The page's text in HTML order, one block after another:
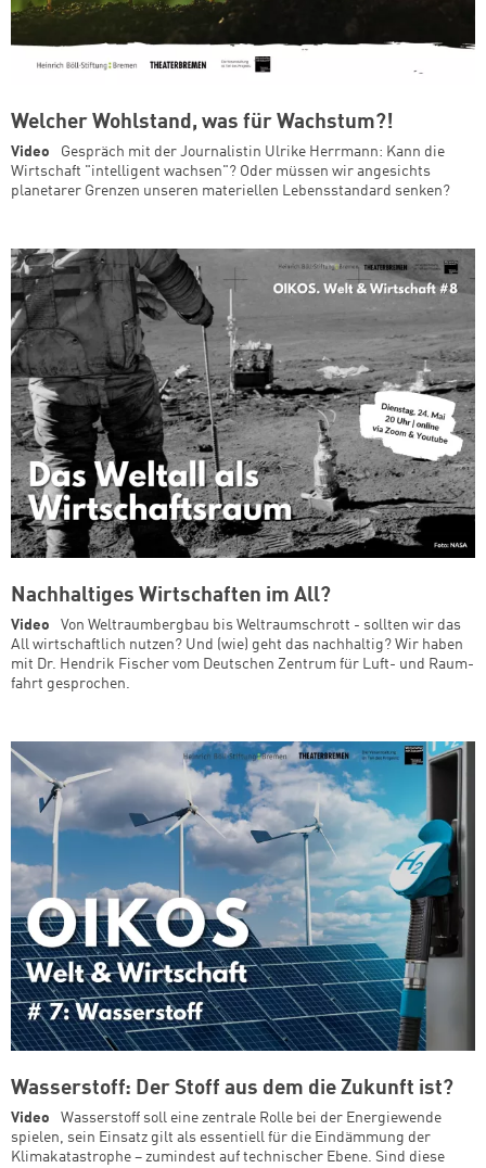
Welcher Wohlstand, was für Wachstum?!
Video
Gespräch mit der Journalistin Ulrike Herrmann: Kann die
Wirtschaft "intelligent wachsen"? Oder müssen wir angesichts
planetarer Grenzen unseren materiellen Lebensstandard senken?
Nachhaltiges Wirtschaften im All?
Video
Von Weltraumbergbau bis Weltraumschrott - sollten wir das
All wirtschaftlich nutzen? Und (wie) geht das nachhaltig? Wir haben
mit Dr. Hendrik Fischer vom Deut­schen Zen­trum für Luft- und Raum­
fahrt gesprochen.
Wasserstoff: Der Stoff aus dem die Zukunft ist?
Video
Wasserstoff soll eine zentrale Rolle bei der Energiewende
spielen, sein Einsatz gilt als essentiell für die Eindämmung der
Klimakatastrophe – zumindest auf technischer Ebene. Sind diese